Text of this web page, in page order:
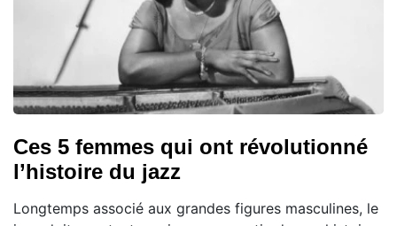
Ces 5 femmes qui ont révolutionné
l’histoire du jazz
Longtemps associé aux grandes figures masculines, le